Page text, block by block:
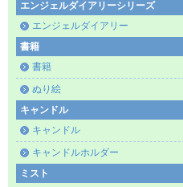
エンジェルダイアリーシリーズ
エンジェルダイアリー
書籍
書籍
ぬり絵
キャンドル
キャンドル
キャンドルホルダー
ミスト